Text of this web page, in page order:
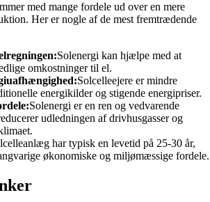
med mange fordele ud over en mere
Her er nogle af de mest fremtrædende
Solenergi kan hjælpe med at
omkostninger til el.
Solcelleejere er mindre
energikilder og stigende energipriser.
Solenergi er en ren og vedvarende
udledningen af drivhusgasser og
har typisk en levetid på 25-30 år,
økonomiske og miljømæssige fordele.